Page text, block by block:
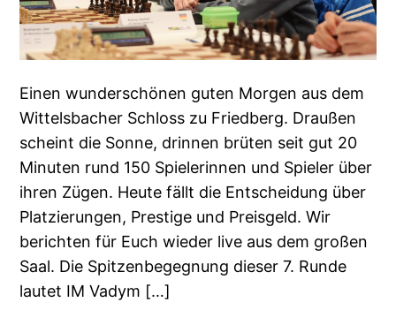
Einen wunderschönen guten Morgen aus dem
Wittelsbacher Schloss zu Friedberg. Draußen
scheint die Sonne, drinnen brüten seit gut 20
Minuten rund 150 Spielerinnen und Spieler über
ihren Zügen. Heute fällt die Entscheidung über
Platzierungen, Prestige und Preisgeld. Wir
berichten für Euch wieder live aus dem großen
Saal. Die Spitzenbegegnung dieser 7. Runde
lautet IM Vadym […]